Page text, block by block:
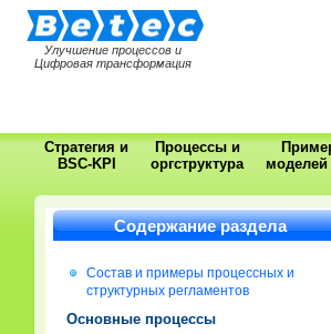
Улучшение процессов и
Цифровая трансформация
Стратегия и
BSC-KPI
Процессы и
оргструктура
моделей
Содержание раздела
Состав и примеры процессных и
структурных регламентов
Основные процессы